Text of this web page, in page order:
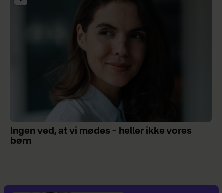
Ingen ved, at vi mødes – heller ikke vores
børn